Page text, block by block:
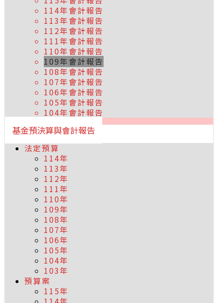
114年會計報告
113年會計報告
112年會計報告
111年會計報告
110年會計報告
109年會計報告
108年會計報告
107年會計報告
106年會計報告
105年會計報告
104年會計報告
基金預決算與會計報告
法定預算
114年
113年
112年
111年
110年
109年
108年
107年
106年
105年
104年
103年
預算案
115年